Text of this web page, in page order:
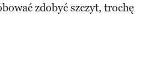
zdobyć szczyt, trochę